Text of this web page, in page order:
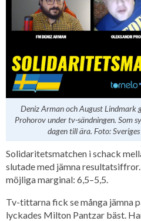
Deniz Arman och August Lindmark
Prohorov under tv-sändningen. Som
dagen till ära. Foto:
Solidaritetsmatchen i schack
slutade med jämna
möjliga marginal: 6,5–5,5.
Tv-tittarna fick se många jämna
lyckades Milton Pantzar bäst.